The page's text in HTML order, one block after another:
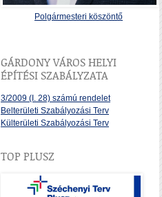
Polgármesteri köszöntő
GÁRDONY VÁROS HELYI
ÉPÍTÉSI SZABÁLYZATA
3/2009 (I. 28) számú rendelet
Belterületi Szabályozási Terv
Külterületi Szabályozási Terv
TOP PLUSZ